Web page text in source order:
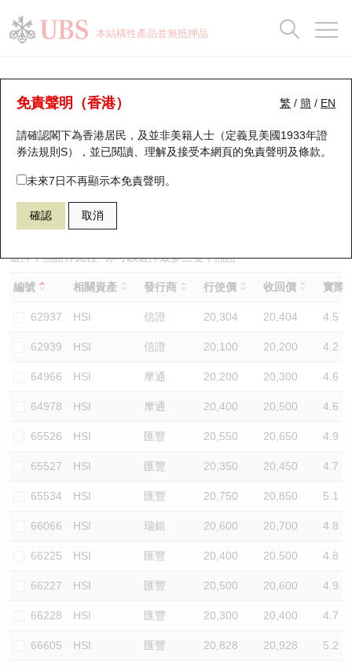
本結構性產品並無抵押品
繁 / 簡 / EN
免責聲明（香港）
請確認閣下為香港居民，及並非美籍人士（定義見美國1933年證
券法規則S），並已閱讀、理解及接受本網頁的免責聲明及條款。
未來7日不再顯示本免責聲明。
確認 取消
牛熊證分析儀
表現 街貨統計 比較
68306 瑞銀牛證 HSI 恒生指數
選擇牛熊證作比較 *你可以選擇最多三隻牛熊證
編號 相關資產 發行商 行使價 收回價 實際
62937 HSI 信證 20,304 20,404 4.5
62939 HSI 信證 20,100 20,200 4.2
64966 HSI 摩通 20,200 20,300 4.6
64978 HSI 摩通 20,400 20,500 4.6
65526 HSI 匯豐 20,550 20,650 4.9
65527 HSI 匯豐 20,350 20,450 4.7
65534 HSI 匯豐 20,750 20,850 5.1
66066 HSI 瑞銀 20,600 20,700 4.8
66225 HSI 匯豐 20,400 20,500 4.8
66227 HSI 匯豐 20,500 20,600 4.9
66228 HSI 匯豐 20,300 20,400 4.7
66605 HSI 匯豐 20,828 20,928 5.2
瑞銀認股證一覽
新發行瑞銀認股證
即將到期認股證
認股證到期結算價查詢
認股證分析儀
認股證速算機
認股證/牛熊證日誌
認股證文件及公告
街貨統計
比較
牛熊全景快搜
牛熊證搜尋
牛熊證街貨分佈圖
正股牛熊證列表
新發行瑞銀牛熊證
已收回牛熊證剩餘價值
牛熊證到期結算價查詢
牛熊證分析儀
牛熊證文件及公告
牛熊證文件及公告 (瑞信)
街貨統計
比較
十大升幅/跌幅
十大認股證成交分佈
十天股證佔大市成交
資金流
街貨統計
三十大平均引伸波幅
正股分析儀
二十大活躍股份
恒指成份股
國指成份股
科指成份股
相關資產沽空
中資ETFs溢價比較
AH 股價對照
ADR
收市競價變化
持股比重
顯示所有持股比重
每月輪證大市專題
輪證專欄
講座及教育短片
認股證投資者教育
牛熊證投資者教育
認股證牛熊證常問問題